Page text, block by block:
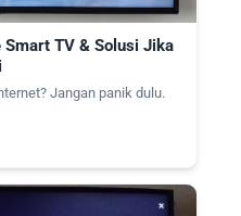
Smart TV & Solusi Jika
Jangan panik dulu.